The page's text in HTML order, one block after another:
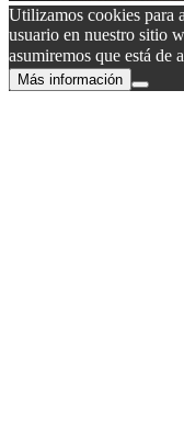
Utilizamos cookies para
usuario en nuestro sitio
asumiremos que está de
Más información